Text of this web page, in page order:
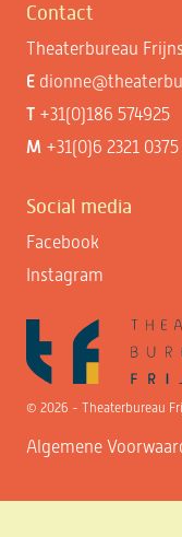
Contact
Theaterbureau Frijns
E
T +31(0)186 574925
M +31(0)6 2321 0375
Social media
Facebook
Instagram
© 2026 - Theaterbureau
Algemene